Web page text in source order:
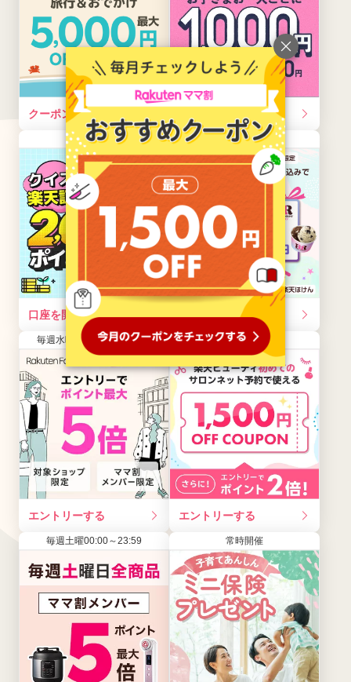
クーポンを獲得する 口座を開設する
常時開催
口座を開設する
常時開催
エントリーする
毎週水曜10:00～木曜09:59
エントリーする
毎月開催
エントリーする
毎週土曜00:00～23:59 常時開催